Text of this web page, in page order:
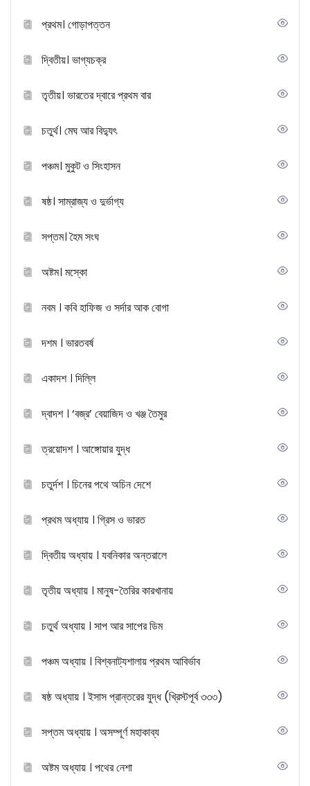
প্রথম। গোড়াপত্তন
দ্বিতীয়। ভাগ্যচক্র
তৃতীয়। ভারতের দ্বারে প্রথম বার
চতুর্থ। মেঘ আর বিদ্যুৎ
পঞ্চম। মুকুট ও সিংহাসন
ষষ্ঠ। সাম্রাজ্য ও দুর্ভাগ্য
সপ্তম। হৈম সংঘ
অষ্টম। মস্কো
নবম । কবি হাফিজ ও সর্দার আক বোগা
দশম । ভারতবর্ষ
একাদশ । দিল্লি
দ্বাদশ । ‘বজ্র’ বেয়াজিদ ও খঞ্জ তৈমুর
ত্রয়োদশ । আঙ্গোয়ার যুদ্ধ
চতুর্দশ । চিনের পথে অচিন দেশে
প্রথম অধ্যায় । গ্রিস ও ভারত
দ্বিতীয় অধ্যায় । যবনিকার অন্তরালে
তৃতীয় অধ্যায় । মানুষ-তৈরির কারখানায়
চতুর্থ অধ্যায় । সাপ আর সাপের ডিম
পঞ্চম অধ্যায় । বিশ্বনাট্যশালায় প্রথম আবির্ভাব
ষষ্ঠ অধ্যায় । ইসাস প্রান্তরের যুদ্ধ (খ্রিস্টপূর্ব ৩৩৩)
সপ্তম অধ্যায় । অসম্পূর্ণ মহাকাব্য
অষ্টম অধ্যায় । পথের নেশা